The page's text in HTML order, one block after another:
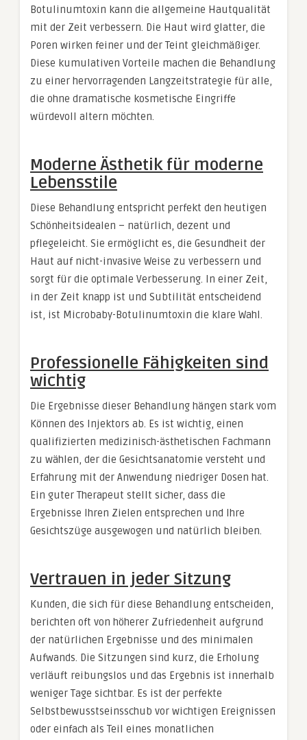
Botulinumtoxin kann die allgemeine Hautqualität
mit der Zeit verbessern. Die Haut wird glatter, die
Poren wirken feiner und der Teint gleichmäßiger.
Diese kumulativen Vorteile machen die Behandlung
zu einer hervorragenden Langzeitstrategie für alle,
die ohne dramatische kosmetische Eingriffe
würdevoll altern möchten.
Moderne Ästhetik für moderne
Lebensstile
Diese Behandlung entspricht perfekt den heutigen
Schönheitsidealen – natürlich, dezent und
pflegeleicht. Sie ermöglicht es, die Gesundheit der
Haut auf nicht-invasive Weise zu verbessern und
sorgt für die optimale Verbesserung. In einer Zeit,
in der Zeit knapp ist und Subtilität entscheidend
ist, ist Microbaby-Botulinumtoxin die klare Wahl.
Professionelle Fähigkeiten sind
wichtig
Die Ergebnisse dieser Behandlung hängen stark vom
Können des Injektors ab. Es ist wichtig, einen
qualifizierten medizinisch-ästhetischen Fachmann
zu wählen, der die Gesichtsanatomie versteht und
Erfahrung mit der Anwendung niedriger Dosen hat.
Ein guter Therapeut stellt sicher, dass die
Ergebnisse Ihren Zielen entsprechen und Ihre
Gesichtszüge ausgewogen und natürlich bleiben.
Vertrauen in jeder Sitzung
Kunden, die sich für diese Behandlung entscheiden,
berichten oft von höherer Zufriedenheit aufgrund
der natürlichen Ergebnisse und des minimalen
Aufwands. Die Sitzungen sind kurz, die Erholung
verläuft reibungslos und das Ergebnis ist innerhalb
weniger Tage sichtbar. Es ist der perfekte
Selbstbewusstseinsschub vor wichtigen Ereignissen
oder einfach als Teil eines monatlichen